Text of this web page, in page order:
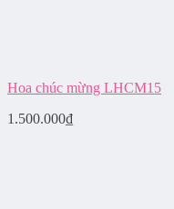
Hoa chúc mừng LHCM15
1.500.000₫